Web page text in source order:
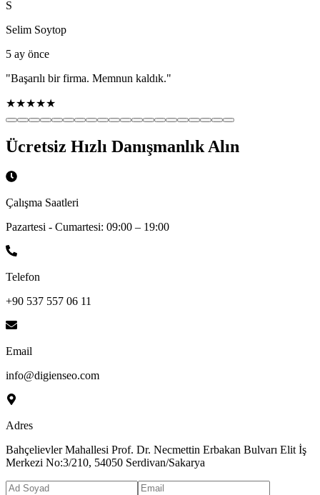
S
Selim Soytop
5 ay önce
"Başarılı bir firma. Memnun kaldık."
★★★★★
Ücretsiz Hızlı Danışmanlık Alın
Çalışma Saatleri
Pazartesi - Cumartesi: 09:00 – 19:00
Telefon
+90 537 557 06 11
Email
info@digienseo.com
Adres
Bahçelievler Mahallesi Prof. Dr. Necmettin Erbakan Bulvarı Elit İş
Merkezi No:3/210, 54050 Serdivan/Sakarya